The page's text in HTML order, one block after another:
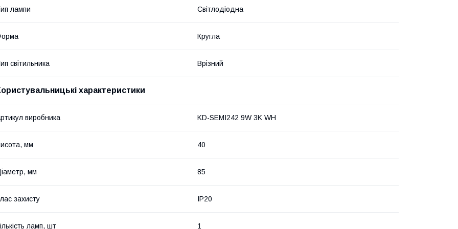
лампи Світлодіодна
Кругла
світильника Врізний
характеристики
виробника KD-SEMI242 9W 3K WH
мм 40
мм 85
захисту IP20
ламп, шт 1